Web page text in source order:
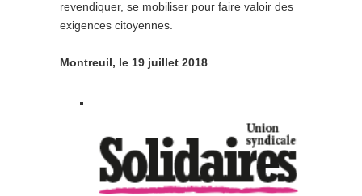
revendiquer, se mobiliser pour faire valoir des
exigences citoyennes.
Montreuil, le 19 juillet 2018